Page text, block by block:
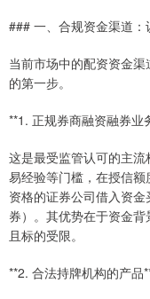
### 一、合规资金渠道
当前市场中的配资资金
的第一步。
**1. 正规券商融资融券业
这是最受监管认可的主
易经验等门槛，在授信
资格的证券公司借入资
券）。其优势在于资金
且标的受限。
**2. 合法持牌机构的产品